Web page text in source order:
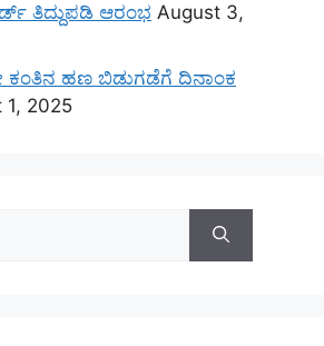
ತಿದ್ದುಪಡಿ ಆರಂಭ August 3,
ಕಂತಿನ ಹಣ ಬಿಡುಗಡೆಗೆ ದಿನಾಂಕ
1, 2025